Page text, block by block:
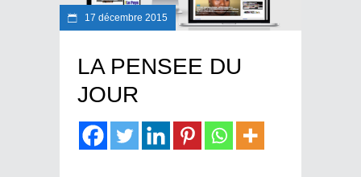
17 décembre 2015
LA PENSEE DU
JOUR